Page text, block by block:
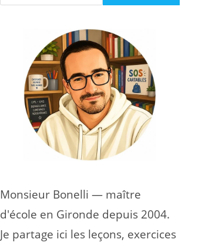
Monsieur Bonelli — maître
d'école en Gironde depuis 2004.
Je partage ici les leçons, exercices